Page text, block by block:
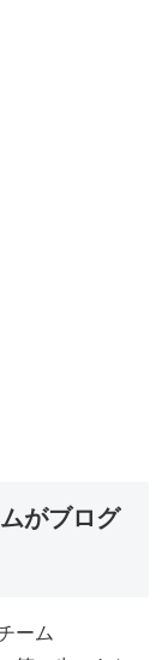
がブログ
ーム